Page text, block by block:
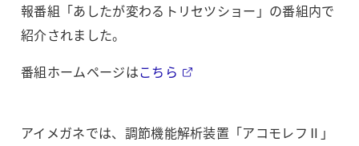
報番組「あしたが変わるトリセツショー」の番組内で
紹介されました。
番組ホームページはこちら
アイメガネでは、調節機能解析装置「アコモレフⅡ」